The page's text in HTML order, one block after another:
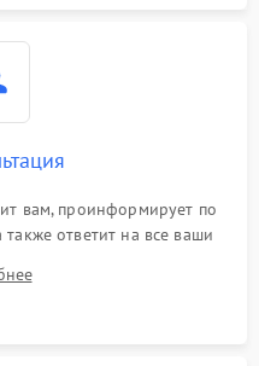
вам, проинформирует по
ответит на все ваши